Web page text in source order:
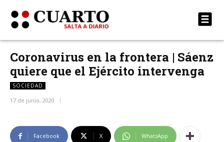
Coronavirus en la frontera | Sáenz
quiere que el Ejército intervenga
SOCIEDAD
17 de junio, 2020
Facebook X WhatsApp